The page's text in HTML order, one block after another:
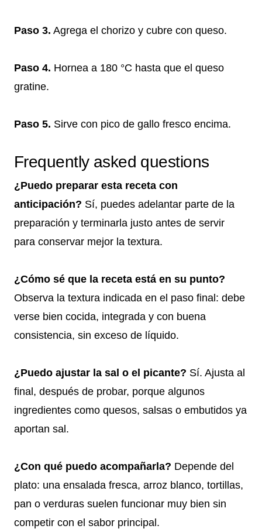
Paso 3. Agrega el chorizo y cubre con queso.
Paso 4. Hornea a 180 °C hasta que el queso
gratine.
Paso 5. Sirve con pico de gallo fresco encima.
Frequently asked questions
¿Puedo preparar esta receta con
anticipación? Sí, puedes adelantar parte de la
preparación y terminarla justo antes de servir
para conservar mejor la textura.
¿Cómo sé que la receta está en su punto?
Observa la textura indicada en el paso final: debe
verse bien cocida, integrada y con buena
consistencia, sin exceso de líquido.
¿Puedo ajustar la sal o el picante? Sí. Ajusta al
final, después de probar, porque algunos
ingredientes como quesos, salsas o embutidos ya
aportan sal.
¿Con qué puedo acompañarla? Depende del
plato: una ensalada fresca, arroz blanco, tortillas,
pan o verduras suelen funcionar muy bien sin
competir con el sabor principal.